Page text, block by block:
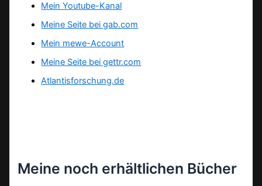
Mein Youtube-Kanal
Meine Seite bei gab.com
Mein mewe-Account
Meine Seite bei gettr.com
Atlantisforschung.de
Meine noch erhältlichen Bücher